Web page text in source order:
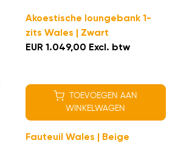
Akoestische loungebank 1-
zits Wales | Zwart
EUR 1.049,00 Excl. btw
TOEVOEGEN AAN
WINKELWAGEN
Fauteuil Wales | Beige